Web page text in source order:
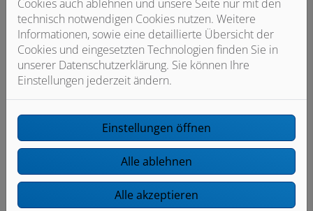
reduzieren.
Cookies auch ablehnen und unsere Seite nur mit den
technisch notwendigen Cookies nutzen. Weitere
Informationen, sowie eine detaillierte Übersicht der
Cookies und eingesetzten Technologien finden Sie in
unserer Datenschutzerklärung. Sie können Ihre
Einstellungen jederzeit ändern.
Einstellungen öffnen
Alle ablehnen
Alle akzeptieren